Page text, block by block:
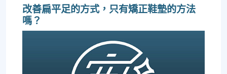
改善扁平足的方式，只有矯正鞋墊的方法
嗎？